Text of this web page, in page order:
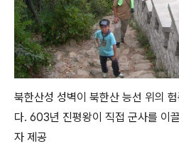
북한산성 성벽이 북한산 능선 위의
다. 603년 진평왕이 직접 군사를 이
자 제공